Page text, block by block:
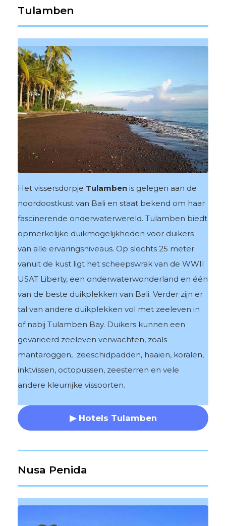
Tulamben
Het vissersdorpje Tulamben is gelegen aan de
noordoostkust van Bali en staat bekend om haar
fascinerende onderwaterwereld. Tulamben biedt
opmerkelijke duikmogelijkheden voor duikers
van alle ervaringsniveaus. Op slechts 25 meter
vanuit de kust ligt het scheepswrak van de WWII
USAT Liberty, een onderwaterwonderland en één
van de beste duikplekken van Bali. Verder zijn er
tal van andere duikplekken vol met zeeleven in
of nabij Tulamben Bay. Duikers kunnen een
gevarieerd zeeleven verwachten, zoals
mantaroggen, zeeschidpadden, haaien, koralen,
inktvissen, octopussen, zeesterren en vele
andere kleurrijke vissoorten.
▶ Hotels Tulamben
Nusa Penida